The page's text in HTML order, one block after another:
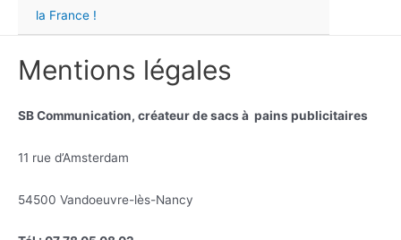
la France !
Mentions légales
SB Communication, créateur de sacs à pains publicitaires
11 rue d’Amsterdam
54500 Vandoeuvre-lès-Nancy